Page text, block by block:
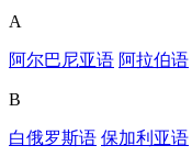
A
阿尔巴尼亚语 阿拉伯语
B
白俄罗斯语 保加利亚语